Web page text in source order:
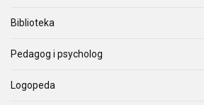
Biblioteka
Pedagog i psycholog
Logopeda